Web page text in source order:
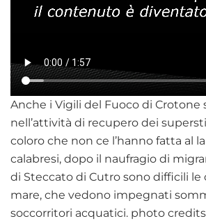
Anche i Vigili del Fuoco di
nell’attività di recupero dei
coloro che non ce l’hanno fatta al
calabresi, dopo il naufragio di
di Steccato di Cutro sono difficili le
mare, che vedono impegnati
soccorritori acquatici. photo